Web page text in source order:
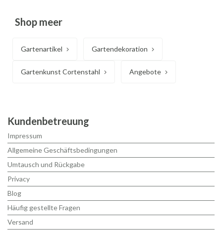
Shop meer
Gartenartikel Gartendekoration
Gartenkunst Cortenstahl Angebote
Kundenbetreuung
Impressum
Allgemeine Geschäftsbedingungen
Umtausch und Rückgabe
Privacy
Blog
Häufig gestellte Fragen
Versand